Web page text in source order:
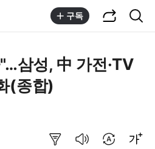
구독
삼성, 中 가전·TV
(종합)